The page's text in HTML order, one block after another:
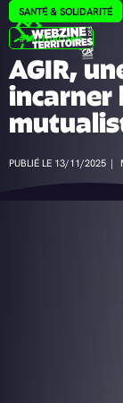
Panneau de
SANTÉ & SOLIDARITÉ
#MUTUALISME
AGIR,
incarner
PUBLIÉ LE 13/11/2025 |